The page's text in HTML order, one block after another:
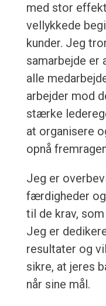
med stor
vellykkede
kunder. Jeg
samarbejde er
alle
arbejder mod
stærke
at organisere
opnå
Jeg er
færdigheder
til de krav,
Jeg er
resultater og
sikre, at jeres
når sine mål.